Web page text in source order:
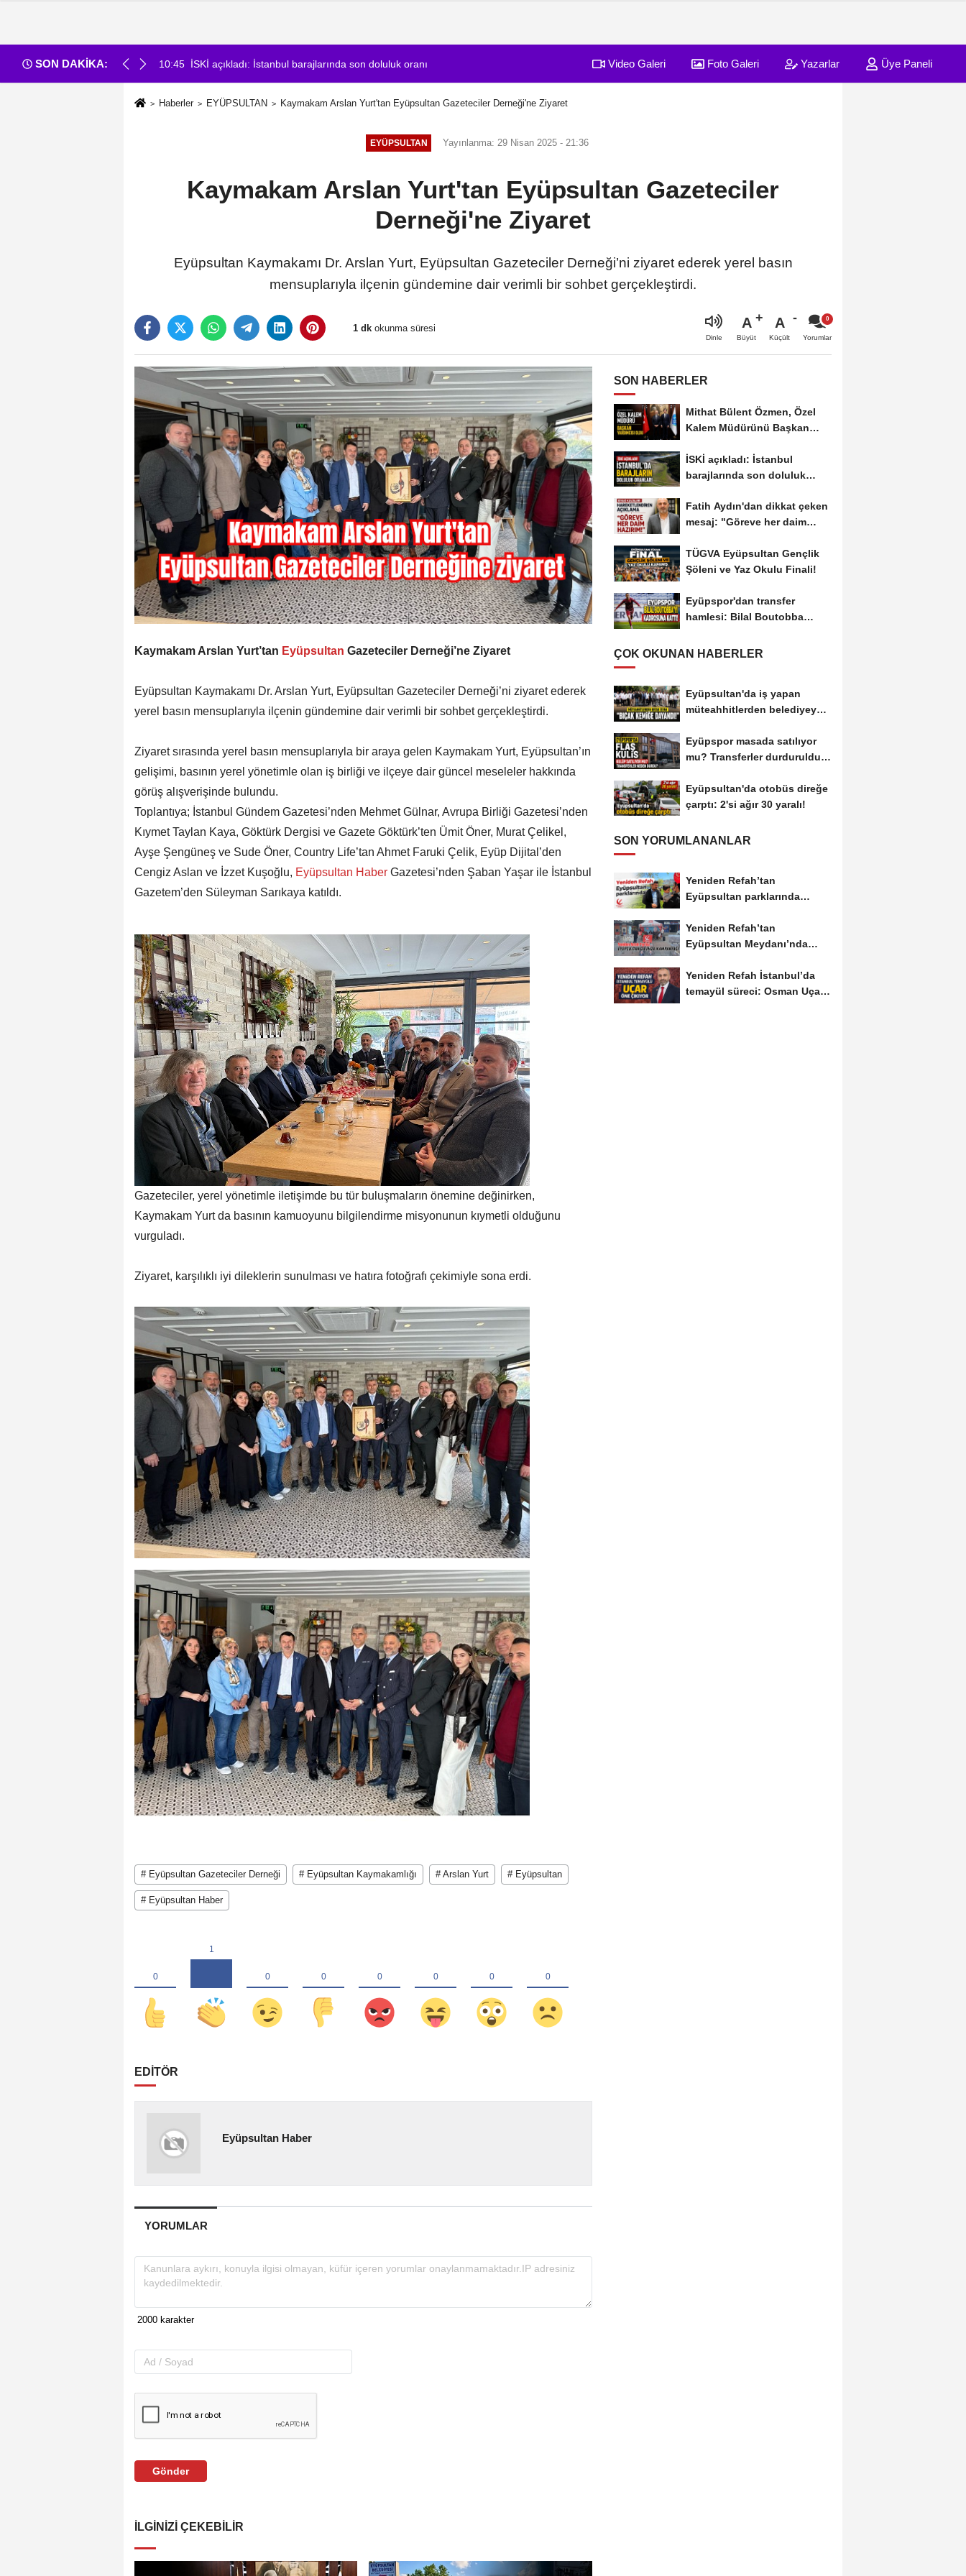
SON DAKİKA:
oranı 10:45 İSKİ açıkladı: İstanbul barajlarında son doluluk oranı Video Galeri Foto Galeri Yazarlar Üye Paneli
Haberler EYÜPSULTAN Kaymakam Arslan Yurt'tan Eyüpsultan Gazeteciler Derneği'ne Ziyaret
EYÜPSULTAN Yayınlanma: 29 Nisan 2025 - 21:36
Kaymakam Arslan Yurt'tan Eyüpsultan Gazeteciler
Derneği'ne Ziyaret
Eyüpsultan Kaymakamı Dr. Arslan Yurt, Eyüpsultan Gazeteciler Derneği’ni ziyaret ederek yerel basın
mensuplarıyla ilçenin gündemine dair verimli bir sohbet gerçekleştirdi.
1 dk okunma süresi
Dinle
A
Büyüt
A
Küçült Yorumlar
Kaymakam Arslan Yurt’tan Eyüpsultan Gazeteciler Derneği’ne Ziyaret
Eyüpsultan Kaymakamı Dr. Arslan Yurt, Eyüpsultan Gazeteciler Derneği’ni ziyaret ederek
yerel basın mensuplarıyla ilçenin gündemine dair verimli bir sohbet gerçekleştirdi.
Ziyaret sırasında yerel basın mensuplarıyla bir araya gelen Kaymakam Yurt, Eyüpsultan’ın
gelişimi, basının yerel yönetimle olan iş birliği ve ilçeye dair güncel meseleler hakkında
görüş alışverişinde bulundu.
Toplantıya; İstanbul Gündem Gazetesi’nden Mehmet Gülnar, Avrupa Birliği Gazetesi’nden
Kıymet Taylan Kaya, Göktürk Dergisi ve Gazete Göktürk’ten Ümit Öner, Murat Çelikel,
Ayşe Şengüneş ve Sude Öner, Country Life’tan Ahmet Faruki Çelik, Eyüp Dijital’den
Cengiz Aslan ve İzzet Kuşoğlu, Eyüpsultan Haber Gazetesi’nden Şaban Yaşar ile İstanbul
Gazetem’den Süleyman Sarıkaya katıldı.
Gazeteciler, yerel yönetimle iletişimde bu tür buluşmaların önemine değinirken,
Kaymakam Yurt da basının kamuoyunu bilgilendirme misyonunun kıymetli olduğunu
vurguladı.
Ziyaret, karşılıklı iyi dileklerin sunulması ve hatıra fotoğrafı çekimiyle sona erdi.
# Eyüpsultan Gazeteciler Derneği # Eyüpsultan Kaymakamlığı # Arslan Yurt # Eyüpsultan
# Eyüpsultan Haber
EDİTÖR
Eyüpsultan Haber
YORUMLAR
Gönder
İLGINIZI ÇEKEBILIR
SON HABERLER
Mithat Bülent Özmen, Özel
Kalem Müdürünü Başkan
İSKİ açıkladı: İstanbul
barajlarında son doluluk
Fatih Aydın'dan dikkat çeken
mesaj: "Göreve her daim
TÜGVA Eyüpsultan Gençlik
Şöleni ve Yaz Okulu Finali!
Eyüpspor'dan transfer
hamlesi: Bilal Boutobba
ÇOK OKUNAN HABERLER
Eyüpsultan'da iş yapan
müteahhitlerden belediyeye
Eyüpspor masada satılıyor
mu? Transferler durduruldu
Eyüpsultan'da otobüs direğe
çarptı: 2'si ağır 30 yaralı!
SON YORUMLANANLAR
Yeniden Refah’tan
Eyüpsultan parklarında
Yeniden Refah’tan
Eyüpsultan Meydanı’nda
Yeniden Refah İstanbul’da
temayül süreci: Osman Uçar